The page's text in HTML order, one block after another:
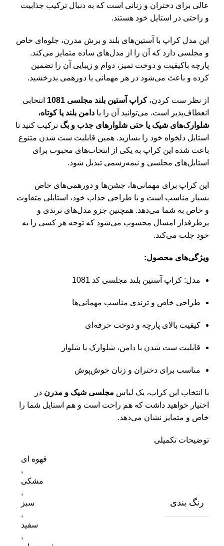
عالی برای دختران و زنانی است که به دنبال ترکیب جذابیت
و راحتی در استایل خود هستند.
این مدل کراپ با آستین‌های بلند و برش مدرن، جلوه‌ای خاص
و مجلسی دارد که آن را از مدل‌های ساده متمایز می‌کند.
پارچه باکیفیت و دوخت تمیز، دوام و زیبایی آن را تضمین
کرده و باعث می‌شود در هر مهمانی یا دورهمی بدرخشید.
از نظر ست کردن،کراپ آستین بلند مجلسی 1081
انتخابی
انعطاف‌پذیر است. می‌توانید آن را با دامن بلند یا کوتاه،
شلوارک‌های شیک یا حتی شلوارهای جذب و بگ ترکیب کنید تا
استایل دلخواه خود را بسازید. همین قابلیت ست شدن متنوع
باعث شده این کراپ به یکی از انتخاب‌های محبوب برای
استایل‌های مجلسی و نیمه‌رسمی تبدیل شود.
این کراپ برای مهمانی‌ها، جشن‌ها و دورهمی‌های خاص
بسیار مناسب است و با طراحی جذاب خود، استایلی متفاوت
و خاص به شما می‌دهد. همچنین جزو مدل‌های ترندی و
پرطرفدار امسال محسوب می‌شود که توجه هر کسی را به
خود جلب می‌کند.
ویژگی‌های محصول:
مدل: کراپ آستین بلند مجلسی کد 1081
طراحی خاص و ترندی مناسب مهمانی‌ها
کیفیت بالای پارچه و دوخت حرفه‌ای
قابلیت ست شدن با دامن، شلوارک یا شلوار
مناسب برای دختران و زنان خوش‌پوش
با انتخاب این کراپ، یک لباس مجلسی شیک و مدرن در
اختیار خواهید داشت که هم راحت است و هم استایل شما را
خاص و متمایز نشان می‌دهد.
توضیحات تکمیلی
رنگ بندی
قهوه ای
,
مشکی
,
سبز
,
سفید
,